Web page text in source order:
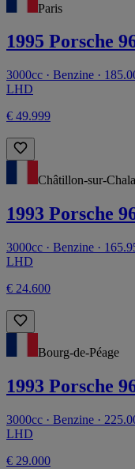
Paris
1995 Porsche
3000cc · Benzine ·
LHD
€ 49.999
Châtillon-sur-
1993 Porsche
3000cc · Benzine ·
LHD
€ 24.600
Bourg-de-Péage
1993 Porsche
3000cc · Benzine ·
LHD
€ 29.000